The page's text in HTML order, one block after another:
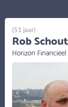
(51 jaar)
Rob
Horizon